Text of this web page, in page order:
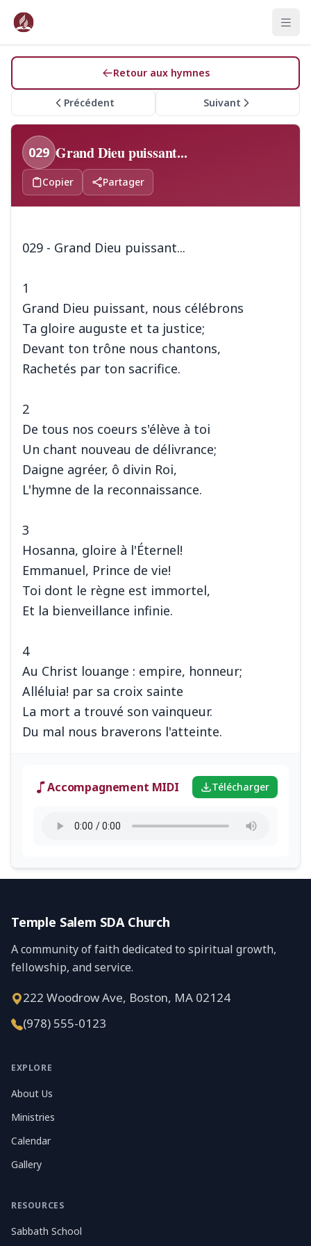
Retour aux hymnes
Précédent Suivant
029 Grand Dieu puissant...
Copier Partager
029 - Grand Dieu puissant...
1
Grand Dieu puissant, nous célébrons
Ta gloire auguste et ta justice;
Devant ton trône nous chantons,
Rachetés par ton sacrifice.
2
De tous nos coeurs s'élève à toi
Un chant nouveau de délivrance;
Daigne agréer, ô divin Roi,
L'hymne de la reconnaissance.
3
Hosanna, gloire à l'Éternel!
Emmanuel, Prince de vie!
Toi dont le règne est immortel,
Et la bienveillance infinie.
4
Au Christ louange : empire, honneur;
Alléluia! par sa croix sainte
La mort a trouvé son vainqueur.
Accompagnement MIDI Télécharger
Temple Salem SDA Church
A community of faith dedicated to spiritual growth,
fellowship, and service.
222 Woodrow Ave, Boston, MA 02124
(978) 555-0123
EXPLORE
About Us
Ministries
Calendar
Gallery
RESOURCES
Sabbath School